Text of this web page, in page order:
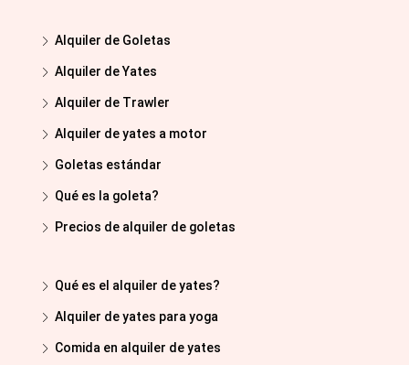
Alquiler de Goletas
Alquiler de Yates
Alquiler de Trawler
Alquiler de yates a motor
Goletas estándar
Qué es la goleta?
Precios de alquiler de goletas
Qué es el alquiler de yates?
Alquiler de yates para yoga
Comida en alquiler de yates